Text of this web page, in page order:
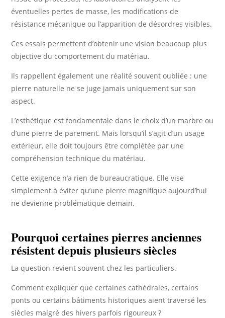
éventuelles pertes de masse, les modifications de
résistance mécanique ou l’apparition de désordres visibles.
Ces essais permettent d’obtenir une vision beaucoup plus
objective du comportement du matériau.
Ils rappellent également une réalité souvent oubliée : une
pierre naturelle ne se juge jamais uniquement sur son
aspect.
L’esthétique est fondamentale dans le choix d’un marbre ou
d’une pierre de parement. Mais lorsqu’il s’agit d’un usage
extérieur, elle doit toujours être complétée par une
compréhension technique du matériau.
Cette exigence n’a rien de bureaucratique. Elle vise
simplement à éviter qu’une pierre magnifique aujourd’hui
ne devienne problématique demain.
Pourquoi certaines pierres anciennes
résistent depuis plusieurs siècles
La question revient souvent chez les particuliers.
Comment expliquer que certaines cathédrales, certains
ponts ou certains bâtiments historiques aient traversé les
siècles malgré des hivers parfois rigoureux ?